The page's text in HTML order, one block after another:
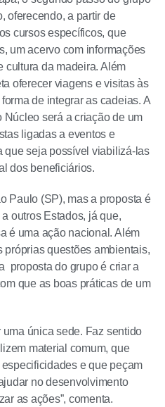
oferecendo, a partir de
cursos específicos, que
um acervo com informações
cultura da madeira. Além
oferecer viagens e visitas às
de integrar as cadeias. A
Núcleo será a criação de um
ligadas a eventos e
que seja possível viabilizá-las
dos beneficiários.
Paulo (SP), mas a proposta é
outros Estados, já que,
é uma ação nacional. Além
próprias questões ambientais,
proposta do grupo é criar a
que as boas práticas de um
uma única sede. Faz sentido
material comum, que
e que peçam
no desenvolvimento
as ações”, comenta.